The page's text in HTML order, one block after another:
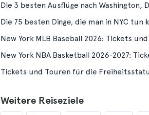
Die 3 besten Ausflüge nach Washington,
Die 75 besten Dinge, die man in NYC tun
New York MLB Baseball 2026: Tickets
New York NBA Basketball 2026-2027:
Tickets und Touren für die
Weitere Reiseziele